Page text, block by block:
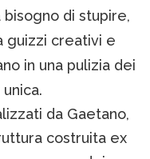
bisogno di stupire,
guizzi creativi e
in una pulizia dei
da Gaetano,
costruita ex